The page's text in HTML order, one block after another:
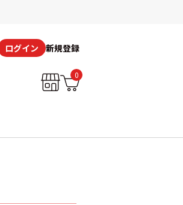
ログイン 新規登録
0